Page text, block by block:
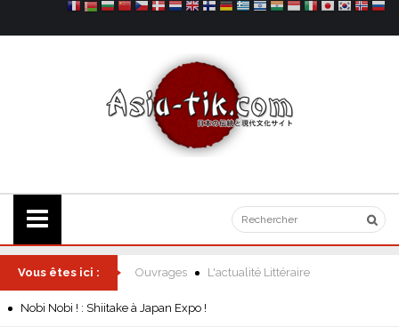
Vous êtes ici : Ouvrages L'actualité Littéraire
Nobi Nobi ! : Shiitake à Japan Expo !